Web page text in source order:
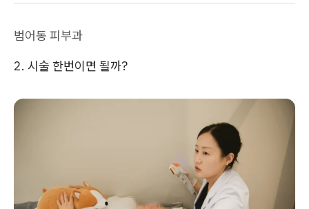
범어동 피부과
2. 시술 한번이면 될까?